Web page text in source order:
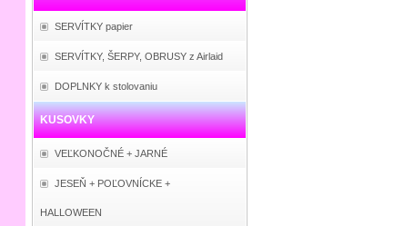
SERVÍTKY papier
SERVÍTKY, ŠERPY, OBRUSY z Airlaid
DOPLNKY k stolovaniu
KUSOVKY
VEĽKONOČNÉ + JARNÉ
JESEŇ + POĽOVNÍCKE +
HALLOWEEN